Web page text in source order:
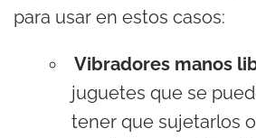
para usar en estos casos:
Vibradores manos
juguetes que se
tener que sujetarlos